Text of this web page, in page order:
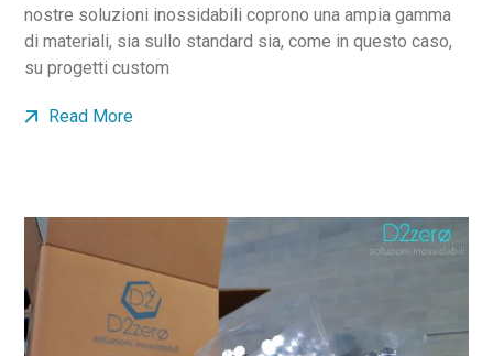
nostre soluzioni inossidabili coprono una ampia gamma
di materiali, sia sullo standard sia, come in questo caso,
su progetti custom
Read More